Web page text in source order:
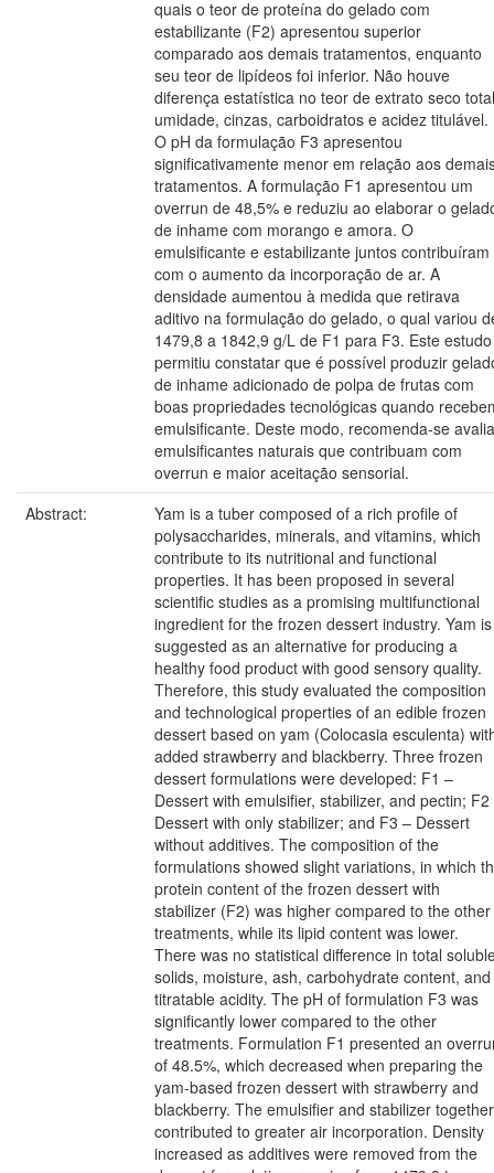
quais o teor de proteína do gelado com
estabilizante (F2) apresentou superior
comparado aos demais tratamentos, enquanto
seu teor de lipídeos foi inferior. Não houve
diferença estatística no teor de extrato seco
umidade, cinzas, carboidratos e acidez titulável.
O pH da formulação F3 apresentou
significativamente menor em relação aos
tratamentos. A formulação F1 apresentou um
overrun de 48,5% e reduziu ao elaborar o
de inhame com morango e amora. O
emulsificante e estabilizante juntos contribuíram
com o aumento da incorporação de ar. A
densidade aumentou à medida que retirava
aditivo na formulação do gelado, o qual variou
1479,8 a 1842,9 g/L de F1 para F3. Este estudo
permitiu constatar que é possível produzir
de inhame adicionado de polpa de frutas com
boas propriedades tecnológicas quando
emulsificante. Deste modo, recomenda-se
emulsificantes naturais que contribuam com
overrun e maior aceitação sensorial.
Abstract:
Yam is a tuber composed of a rich profile of
polysaccharides, minerals, and vitamins, which
contribute to its nutritional and functional
properties. It has been proposed in several
scientific studies as a promising multifunctional
ingredient for the frozen dessert industry. Yam is
suggested as an alternative for producing a
healthy food product with good sensory quality.
Therefore, this study evaluated the composition
and technological properties of an edible frozen
dessert based on yam (Colocasia esculenta)
added strawberry and blackberry. Three frozen
dessert formulations were developed: F1 –
Dessert with emulsifier, stabilizer, and pectin; F2
Dessert with only stabilizer; and F3 – Dessert
without additives. The composition of the
formulations showed slight variations, in which
protein content of the frozen dessert with
stabilizer (F2) was higher compared to the other
treatments, while its lipid content was lower.
There was no statistical difference in total
solids, moisture, ash, carbohydrate content, and
titratable acidity. The pH of formulation F3 was
significantly lower compared to the other
treatments. Formulation F1 presented an
of 48.5%, which decreased when preparing the
yam-based frozen dessert with strawberry and
blackberry. The emulsifier and stabilizer together
contributed to greater air incorporation. Density
increased as additives were removed from the